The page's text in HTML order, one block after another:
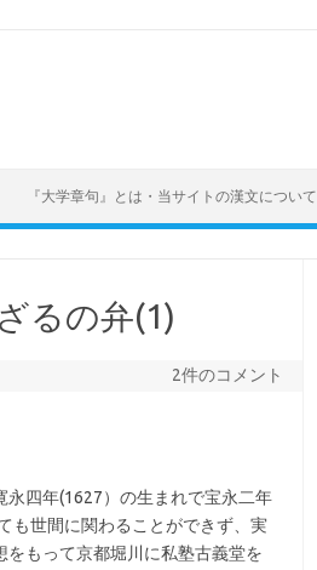
『大学章句』とは・当サイトの漢文について
るの弁(1)
2件のコメント
四年(1627）の生まれで宝永二年
も世間に関わることができず、実
もって京都堀川に私塾古義堂を